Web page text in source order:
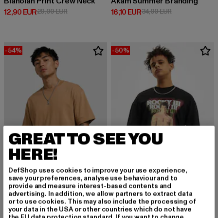
12,90 EUR
Derzeitiger Preis: 12,90 EUR
29,99 EURAktionspreis: 29,99 EUR
16,10 EUR
Derzeitiger Preis: 16,10 EUR
34,99 EURAktionspreis:
-54%
JACK AND JONES
Blim Crew Neck
-50%
JACK AND JONES
Rockys
15,00 EUR
Derzeitiger Preis: 15,00 EUR
29,99 EURAktionspreis:
GREAT TO SEE YOU
HERE!
DefShop uses cookies to improve your use experience,
save your preferences, analyse use behaviour and to
provide and measure interest-based contents and
advertising. In addition, we allow partners to extract data
or to use cookies. This may also include the processing of
your data in the USA or other countries which do not have